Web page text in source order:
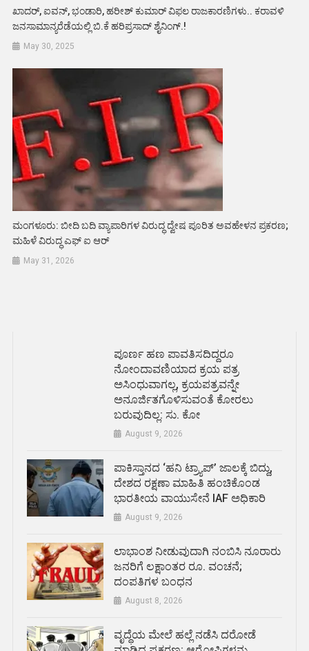
ಖಾದರ್, ಐವನ್, ಭಂಡಾರಿ, ಹರೀಶ್ ಕುಮಾರ್ ವಿಫಲ ರಾಜಕಾರಣಿಗಳು.. ಕರಾವಳಿ
ಜನಸಾಮಾನ್ಯರೆಡೆಯಲ್ಲಿ ಬಿ.ಕೆ ಹರಿಪ್ರಸಾದ್ ಶೈನಿಂಗ್.!
May 30, 2025
ಮಂಗಳೂರು: ಬೀದಿ ಬದಿ ವ್ಯಾಪಾರಿಗಳ ವಿರುದ್ಧ ದ್ವೇಷ ಪೂರಿತ ಅವಹೇಳನ ಪ್ರಕರಣ;
ಮಹಿಳೆ ವಿರುದ್ಧ ಎಫ್ ಐ ಆರ್
May 31, 2026
ಪೂರ್ಣ ಹಣ ಪಾವತಿಸದಿದ್ದರೂ
ನೋಂದಾವಣಿಯಾದ ಕ್ರಯ ಪತ್ರ
ಅಸಿಂಧುವಾಗಲ್ಲ, ಕ್ರಯಪತ್ರವನ್ನೇ
ಅನೂರ್ಜಿತಗೊಳಿಸುವಂತೆ ಕೋರಲು
ಬರುವುದಿಲ್ಲ: ಸು. ಕೋ
August 9, 2026
ಪಾಕಿಸ್ತಾನದ ‘ಹನಿ ಟ್ರ್ಯಾಪ್’ ಜಾಲಕ್ಕೆ ಬಿದ್ದು,
ದೇಶದ ರಕ್ಷಣಾ ಮಾಹಿತಿ ಹಂಚಿಕೊಂಡ
ಭಾರತೀಯ ವಾಯುಸೇನೆ IAF ಅಧಿಕಾರಿ
August 9, 2026
ಲಾಭಾಂಶ ನೀಡುವುದಾಗಿ ನಂಬಿಸಿ ನೂರಾರು
ಜನರಿಗೆ ಲಕ್ಷಾಂತರ ರೂ. ವಂಚನೆ;
ದಂಪತಿಗಳ ಬಂಧನ
August 8, 2026
ವೃದ್ಧೆಯ ಮೇಲೆ ಹಲ್ಲೆ ನಡೆಸಿ ದರೋಡೆ